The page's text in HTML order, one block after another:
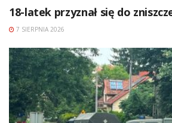
18-latek przyznał się do
7 SIERPNIA 2026